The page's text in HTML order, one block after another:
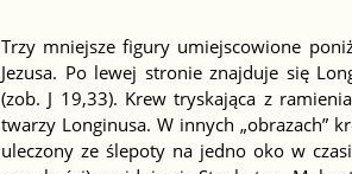
Trzy mniejsze figury umiejscowione
Jezusa. Po lewej stronie znajduje się
(zob. J 19,33). Krew tryskająca z
twarzy Longinusa. W innych „obrazach”
uleczony ze ślepoty na jedno oko w